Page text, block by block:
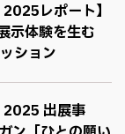
レポート】
示体験を生む
ション
2025 出展事